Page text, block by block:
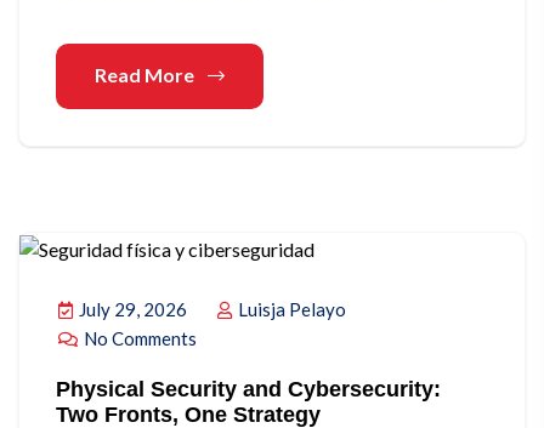
Read More
July 29, 2026
Luisja Pelayo
No Comments
Physical Security and Cybersecurity:
Two Fronts, One Strategy